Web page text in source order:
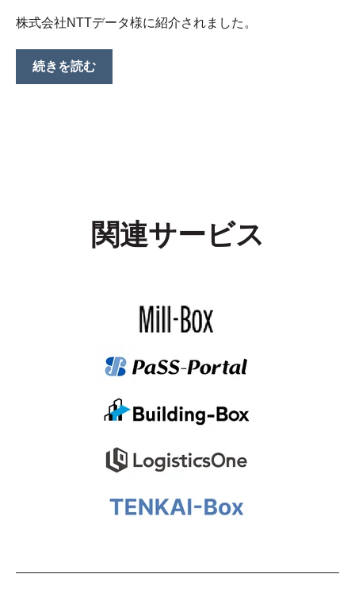
株式会社NTTデータ様に紹介されました。
続きを読む
関連サービス